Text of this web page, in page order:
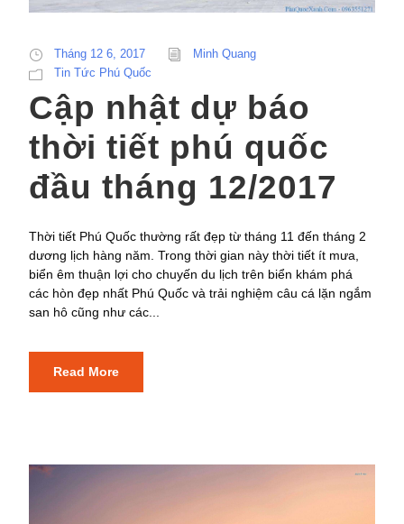
Tháng 12 6, 2017
Minh Quang
Tin Tức Phú Quốc
Cập nhật dự báo
thời tiết phú quốc
đầu tháng 12/2017
Thời tiết Phú Quốc thường rất đẹp từ tháng 11 đến tháng 2
dương lịch hàng năm. Trong thời gian này thời tiết ít mưa,
biển êm thuận lợi cho chuyến du lịch trên biển khám phá
các hòn đẹp nhất Phú Quốc và trải nghiệm câu cá lặn ngắm
san hô cũng như các...
Read More